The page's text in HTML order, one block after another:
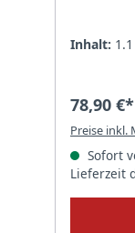
Inhalt:
78,90 €*
Preise inkl.
Sofort
Lieferzeit